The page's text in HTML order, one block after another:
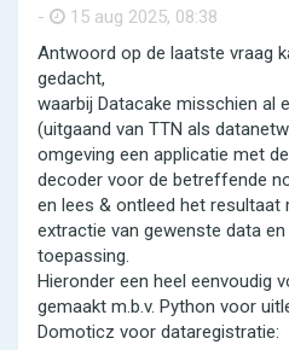
- 15 aug 2025, 08:38
Antwoord op de laatste vraag
gedacht,
waarbij Datacake misschien al
(uitgaand van TTN als
omgeving een applicatie met
decoder voor de betreffende
en lees & ontleed het
extractie van gewenste data
toepassing.
Hieronder een heel eenvoudig
gemaakt m.b.v. Python voor
Domoticz voor dataregistratie: